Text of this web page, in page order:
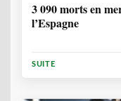
3 090 morts en
l’Espagne
SUITE